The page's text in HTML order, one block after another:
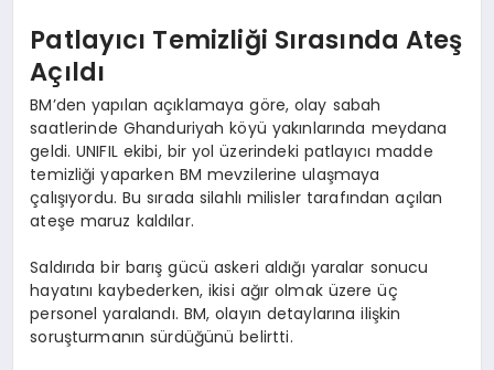
Patlayıcı Temizliği Sırasında Ateş
Açıldı
BM’den yapılan açıklamaya göre, olay sabah
saatlerinde Ghanduriyah köyü yakınlarında meydana
geldi. UNIFIL ekibi, bir yol üzerindeki patlayıcı madde
temizliği yaparken BM mevzilerine ulaşmaya
çalışıyordu. Bu sırada silahlı milisler tarafından açılan
ateşe maruz kaldılar.
Saldırıda bir barış gücü askeri aldığı yaralar sonucu
hayatını kaybederken, ikisi ağır olmak üzere üç
personel yaralandı. BM, olayın detaylarına ilişkin
soruşturmanın sürdüğünü belirtti.